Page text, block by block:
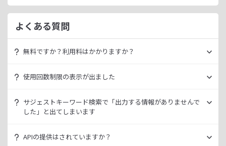
よくある質問
無料ですか？利用料はかかりますか？
いきなり課金されるようなことはございませんので、安心し
ただ、有料プランを利用することでよりニッチなキーワード
上させることができます。
使用回数制限の表示が出ました
ラッコID（メールアドレスのみ30秒登録）にご登録いただく
ことで制限が緩和されます。（※制限リセットは0時）
ご登録済みで制限に到達された場合は、有料プランのご利用
サジェストキーワード検索で「出力する情報がありませんで
した」と出てしまいます
ッコキーワードでも出力することができません。
APIの提供はされていますか？